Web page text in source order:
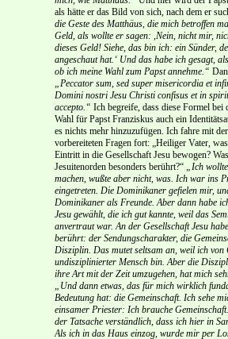
als hätte er das Bild von sich, nach dem er
die Geste des Matthäus, die mich betroffen
Geld, als wollte er sagen: ,Nein, nicht mir,
dieses Geld! Siehe, das bin ich: ein Sünder,
angeschaut hat.‘ Und das habe ich gesagt,
ob ich meine Wahl zum Papst annehme.“
„Peccator sum, sed super misericordia et
Domini nostri Jesu Christi confisus et in
accepto.“ Ich begreife, dass diese Formel bei
Wahl für Papst Franziskus auch ein
es nichts mehr hinzuzufügen. Ich fahre mit
vorbereiteten Fragen fort: „Heiliger Vater,
Eintritt in die Gesellschaft Jesu bewogen?
Jesuitenorden besonders berührt?“ „Ich
machen, wußte aber nicht, was. Ich war ins
eingetreten. Die Dominikaner gefielen mir,
Dominikaner als Freunde. Aber dann habe
Jesu gewählt, die ich gut kannte, weil das
anvertraut war. An der Gesellschaft Jesu
berührt: der Sendungscharakter, die
Disziplin. Das mutet seltsam an, weil ich von
undisziplinierter Mensch bin. Aber die
ihre Art mit der Zeit umzugehen, hat mich
„Und dann etwas, das für mich wirklich
Bedeutung hat: die Gemeinschaft. Ich sehe
einsamer Priester: Ich brauche
der Tatsache verständlich, dass ich hier in
Als ich in das Haus einzog, wurde mir per